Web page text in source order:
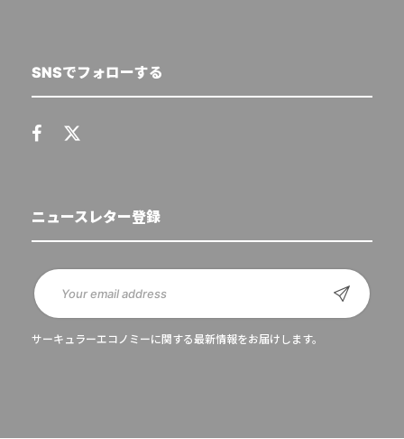
SNSでフォローする
ニュースレター登録
サーキュラーエコノミーに関する最新情報をお届けします。